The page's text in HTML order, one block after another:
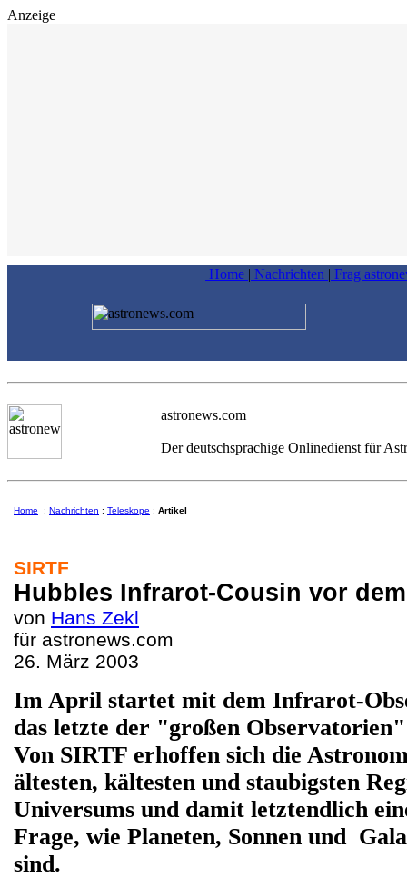
Anzeige
Home | Nachrichten | Frag
astronews.com
Der deutschsprachige Onlinedienst für
Home : Nachrichten : Teleskope : Artikel
SIRTF
Hubbles Infrarot-Cousin vor
von Hans Zekl
für astronews.com
26. März 2003
Im April startet mit dem Infrarot-
das letzte der "großen
Von SIRTF erhoffen sich die
ältesten, kältesten und staubigsten
Universums und damit letztendlich
Frage, wie Planeten, Sonnen und
sind.